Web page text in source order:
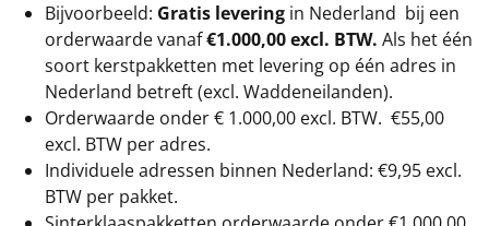
Bijvoorbeeld: Gratis levering in Nederland bij een
orderwaarde vanaf€1.000,00 excl. BTW. Als het één
soort kerstpakketten met levering op één adres in
Nederland betreft (excl. Waddeneilanden).
Orderwaarde onder € 1.000,00 excl. BTW. €55,00
excl. BTW per adres.
Individuele adressen binnen Nederland: €9,95 excl.
BTW per pakket.